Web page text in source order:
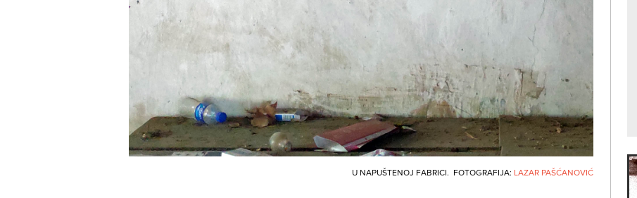
U NAPUŠTENOJ FABRICI. FOTOGRAFIJA: LAZAR PAŠĆANOVIĆ